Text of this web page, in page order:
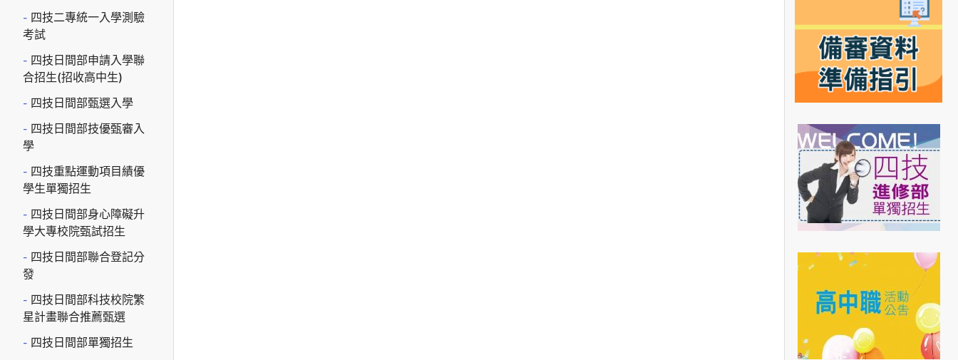
四技二專統一入學測驗
考試
四技日間部申請入學聯
合招生(招收高中生)
四技日間部甄選入學
四技日間部技優甄審入
學
四技重點運動項目績優
學生單獨招生
四技日間部身心障礙升
學大專校院甄試招生
四技日間部聯合登記分
發
四技日間部科技校院繁
星計畫聯合推薦甄選
四技日間部單獨招生